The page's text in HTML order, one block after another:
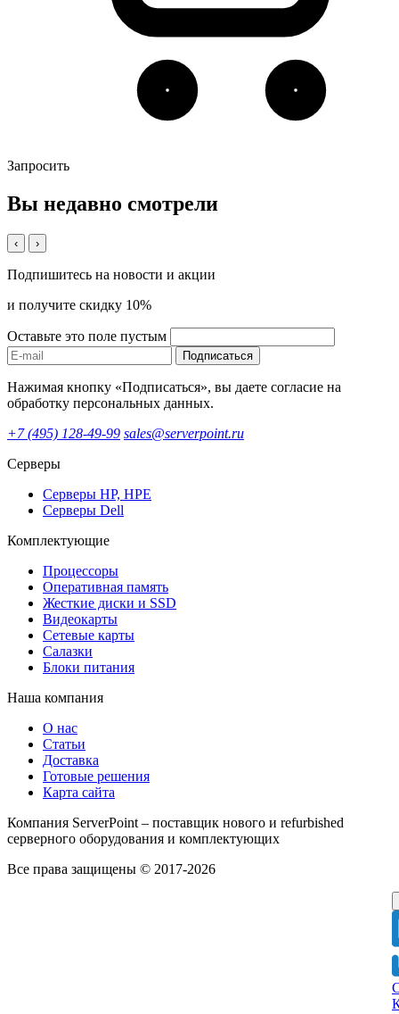
Запросить
Вы недавно смотрели
‹ ›
Подпишитесь на новости и акции
и получите скидку 10%
Оставьте это поле пустым
Подписаться
Нажимая кнопку «Подписаться», вы даете согласие на
обработку персональных данных.
+7 (495) 128-49-99 sales@serverpoint.ru
Серверы
Серверы HP, HPE
Серверы Dell
Комплектующие
Процессоры
Оперативная память
Жесткие диски и SSD
Видеокарты
Сетевые карты
Салазки
Блоки питания
Наша компания
О нас
Статьи
Доставка
Готовые решения
Карта сайта
Компания ServerPoint – поставщик нового и refurbished
серверного оборудования и комплектующих
Все права защищены © 2017-2026